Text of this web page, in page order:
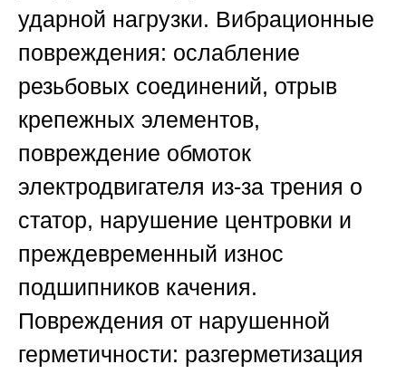
ударной нагрузки. Вибрационные
повреждения: ослабление
резьбовых соединений, отрыв
крепежных элементов,
повреждение обмоток
электродвигателя из-за трения о
статор, нарушение центровки и
преждевременный износ
подшипников качения.
Повреждения от нарушенной
герметичности: разгерметизация